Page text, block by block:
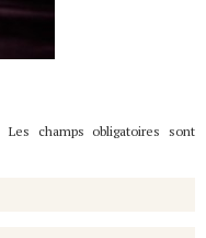
Les champs obligatoires sont